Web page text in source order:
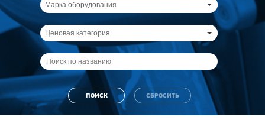
Марка оборудования
Ценовая категория